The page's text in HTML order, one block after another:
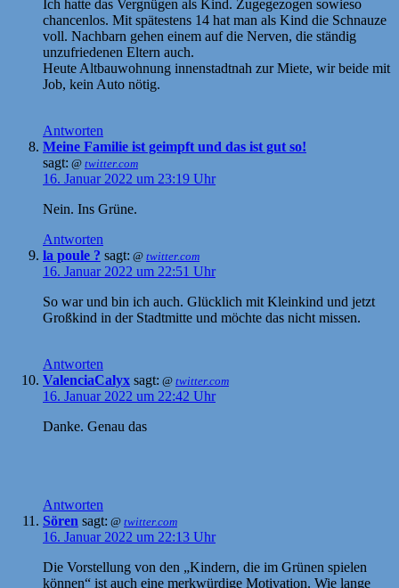
Ich hatte das Vergnügen als Kind. Zugegezogen sowieso
chancenlos. Mit spätestens 14 hat man als Kind die Schnauze
voll. Nachbarn gehen einem auf die Nerven, die ständig
unzufriedenen Eltern auch.
Heute Altbauwohnung innenstadtnah zur Miete, wir beide mit
Job, kein Auto nötig.
Antworten
Meine Familie ist geimpft und das ist gut so!
sagt: @ twitter.com
16. Januar 2022 um 23:19 Uhr
Nein. Ins Grüne.
Antworten
la poule ? sagt: @ twitter.com
16. Januar 2022 um 22:51 Uhr
So war und bin ich auch. Glücklich mit Kleinkind und jetzt
Großkind in der Stadtmitte und möchte das nicht missen.
Antworten
ValenciaCalyx sagt: @ twitter.com
16. Januar 2022 um 22:42 Uhr
Danke. Genau das
Antworten
Sören sagt: @ twitter.com
16. Januar 2022 um 22:13 Uhr
Die Vorstellung von den „Kindern, die im Grünen spielen
können“ ist auch eine merkwürdige Motivation. Wie lange